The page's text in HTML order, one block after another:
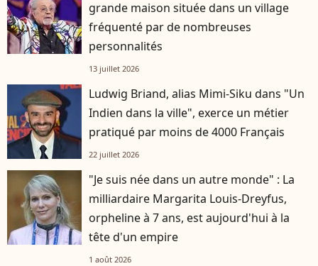
grande maison située dans un village
fréquenté par de nombreuses
personnalités
13 juillet 2026
Ludwig Briand, alias Mimi-Siku dans "Un
Indien dans la ville", exerce un métier
pratiqué par moins de 4000 Français
22 juillet 2026
"Je suis née dans un autre monde" : La
milliardaire Margarita Louis-Dreyfus,
orpheline à 7 ans, est aujourd'hui à la
tête d'un empire
1 août 2026